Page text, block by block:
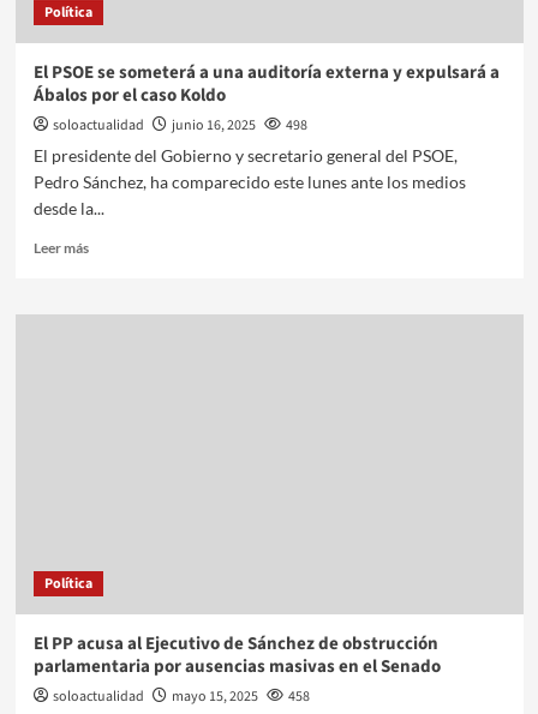
Política
El PSOE se someterá a una auditoría externa y expulsará a
Ábalos por el caso Koldo
soloactualidad junio 16, 2025
498
El presidente del Gobierno y secretario general del PSOE,
Pedro Sánchez, ha comparecido este lunes ante los medios
desde la...
Leer más
Política
El PP acusa al Ejecutivo de Sánchez de obstrucción
parlamentaria por ausencias masivas en el Senado
soloactualidad mayo 15, 2025
458